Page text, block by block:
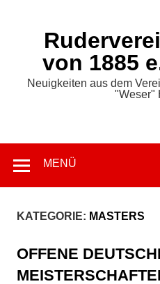
von 1885
Neuigkeiten aus dem
"Weser"
MENÜ
KATEGORIE: MASTERS
OFFENE